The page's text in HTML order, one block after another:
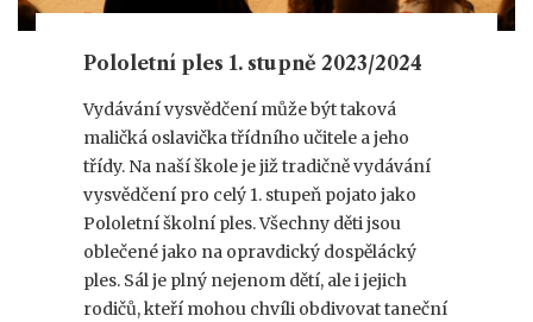
Pololetní ples 1. stupně 2023/2024
Vydávání vysvědčení může být taková
maličká oslavička třídního učitele a jeho
třídy. Na naší škole je již tradičně vydávání
vysvědčení pro celý 1. stupeň pojato jako
Pololetní školní ples. Všechny děti jsou
oblečené jako na opravdický dospělácký
ples. Sál je plný nejenom dětí, ale i jejich
rodičů, kteří mohou chvíli obdivovat taneční